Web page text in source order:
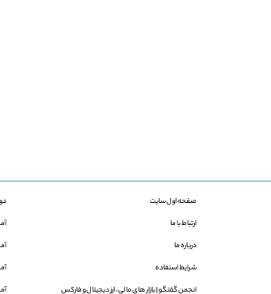
صفحه اول سایت
ارتباط با ما
درباره ما
شرایط استفاده
انجمن گفتگو |‌ بازار های مالی ، ارز دیجیتال و فارکس